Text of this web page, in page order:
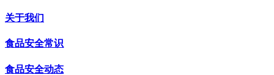
关于我们
食品安全常识
食品安全动态